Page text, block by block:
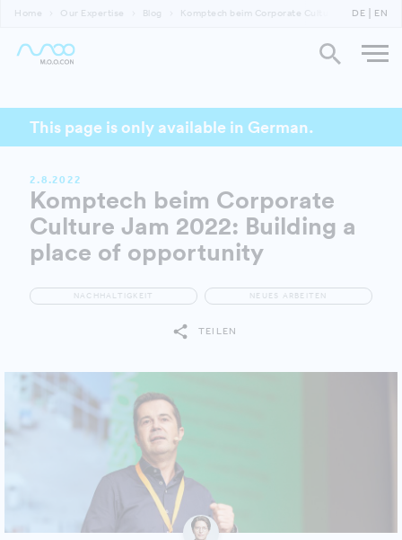
Home Our Expertise Blog Komptech beim Corporate Culture JamDE EN
This page is only available in German.
2.8.2022
Komptech beim Corporate
Culture Jam 2022: Building a
place of opportunity
NACHHALTIGKEIT NEUES ARBEITEN
TEILEN